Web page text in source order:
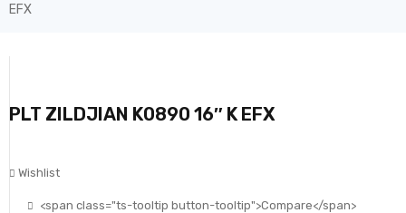
EFX
PLT ZILDJIAN K0890 16″ K EFX
Wishlist
<span class="ts-tooltip button-tooltip">Compare</span>